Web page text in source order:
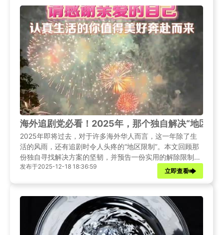
海外追剧党必看！2025年，那个独自解决“地区限
2025年即将过去，对于许多海外华人而言，这一年除了生
活的风雨，还有追剧时令人头疼的“地区限制”。本文回顾那
份独自寻找解决方案的坚韧，并预告一份实用的解除限制指
南。
发布于2025-12-18 18:36:59
立即查看